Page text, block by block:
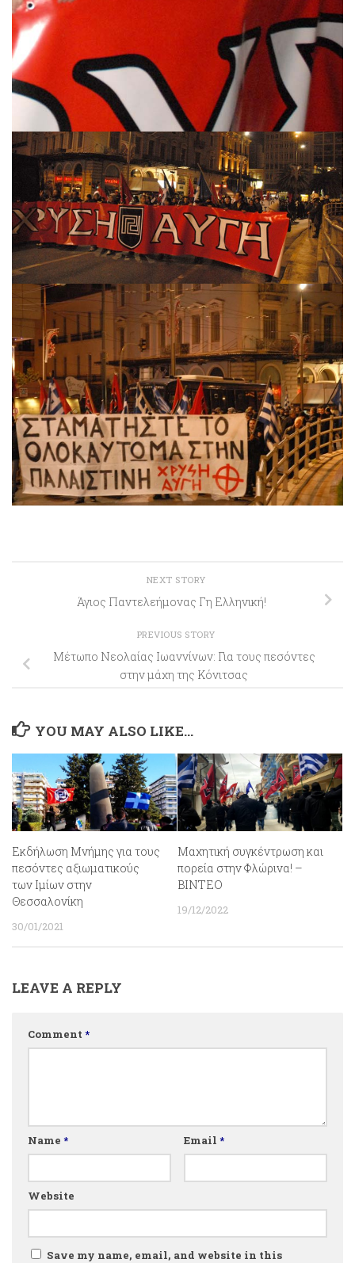
NEXT STORY
Άγιος Παντελεήμονας Γη Ελληνική!
PREVIOUS STORY
Μέτωπο Νεολαίας Ιωαννίνων: Για τους πεσόντες
στην μάχη της Κόνιτσας
YOU MAY ALSO LIKE...
Εκδήλωση Μνήμης για τους
πεσόντες αξιωματικούς
των Ιμίων στην
Θεσσαλονίκη
30/01/2021
Μαχητική συγκέντρωση και
πορεία στην Φλώρινα! –
ΒΙΝΤΕΟ
19/12/2022
LEAVE A REPLY
Comment *
Name * Email *
Website
Save my name, email, and website in this